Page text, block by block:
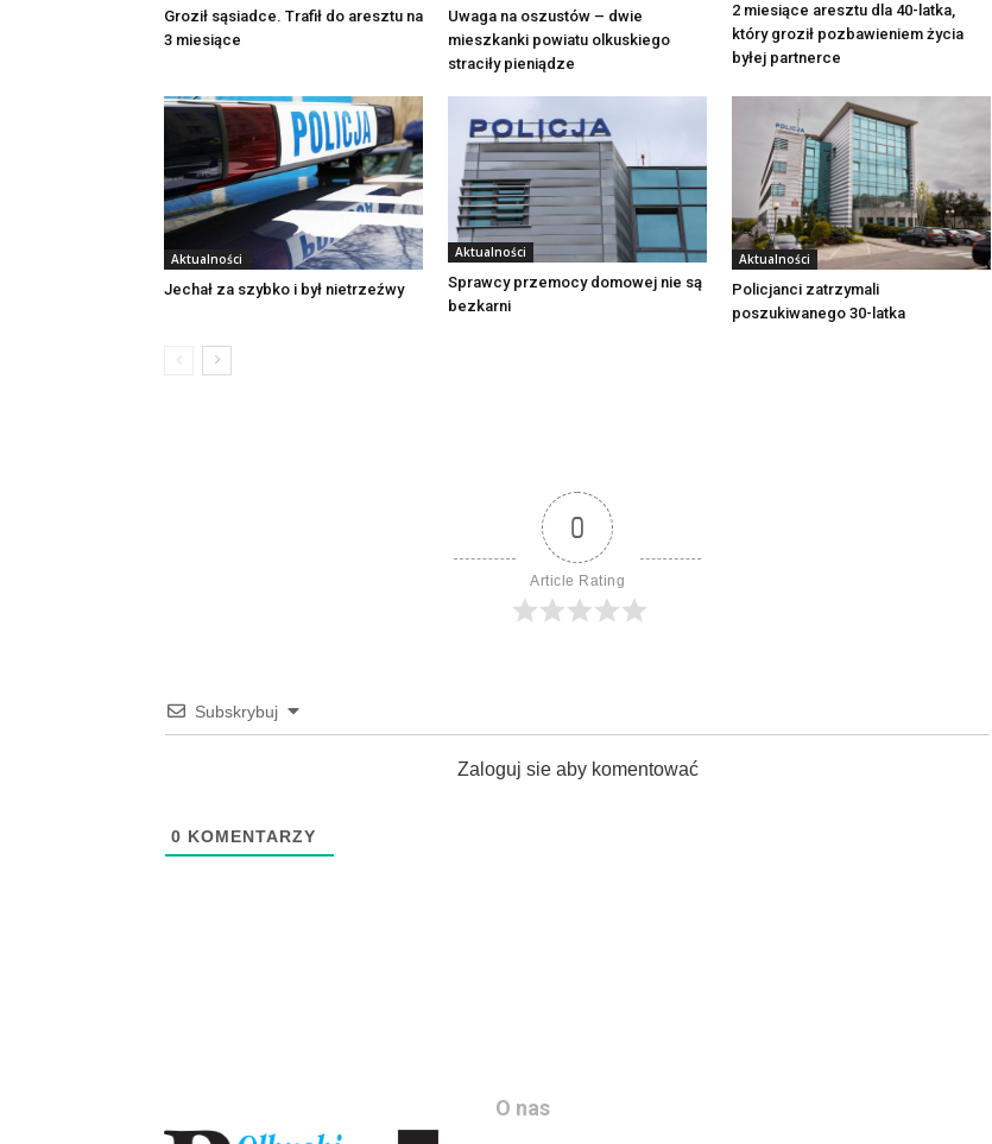
Groził sąsiadce. Trafił do aresztu na
3 miesiące
Uwaga na oszustów – dwie
mieszkanki powiatu olkuskiego
straciły pieniądze
2 miesiące aresztu dla 40-latka,
który groził pozbawieniem życia
byłej partnerce
Aktualności
Jechał za szybko i był nietrzeźwy
Aktualności
Sprawcy przemocy domowej nie są
bezkarni
Aktualności
Policjanci zatrzymali
poszukiwanego 30-latka
0
Article Rating
Subskrybuj
Zaloguj sie aby komentować
0 KOMENTARZY
O nas